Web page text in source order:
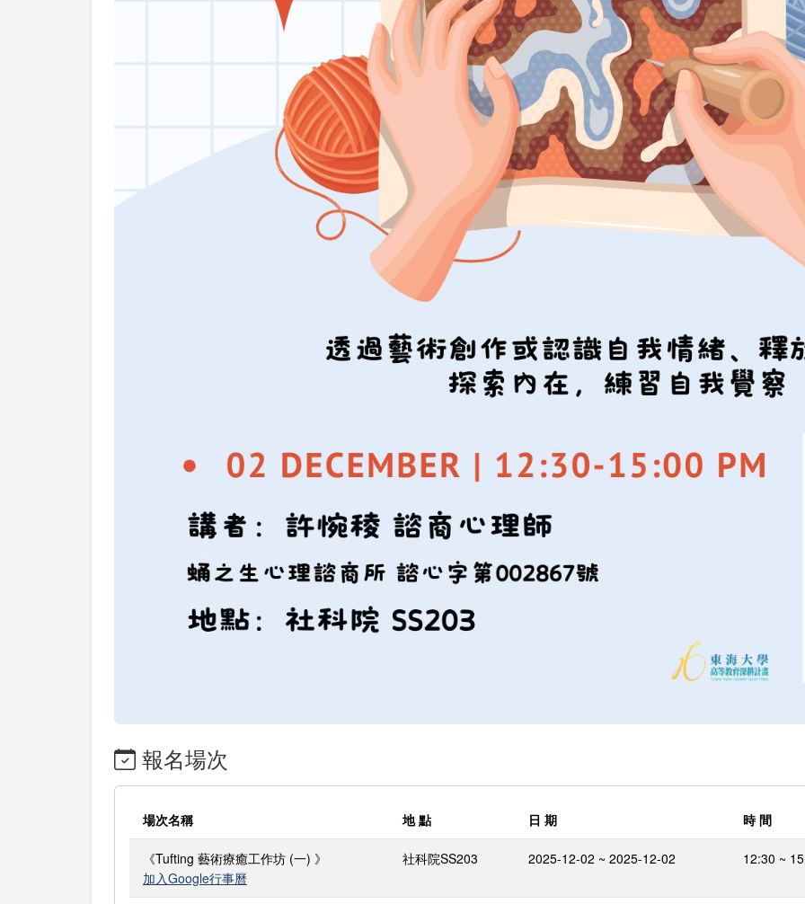
報名場次
場次名稱 地 點 日 期 時 間
《Tufting 藝術療癒工作坊 (一) 》
加入Google行事曆
社科院SS203 2025-12-02 ~ 2025-12-02 12:30 ~